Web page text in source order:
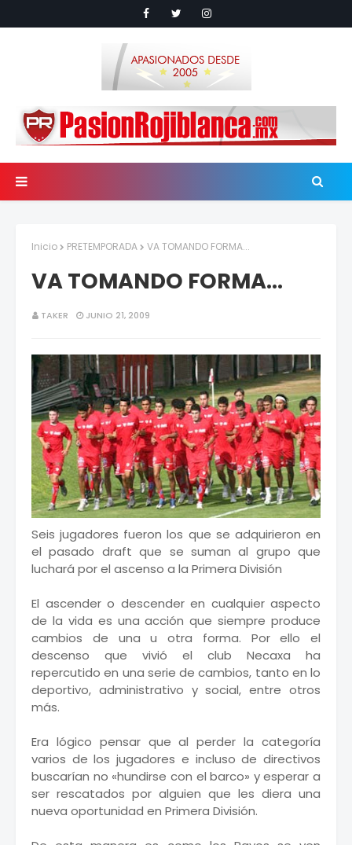
Inicio PRETEMPORADA VA TOMANDO FORMA...
VA TOMANDO FORMA...
TAKER JUNIO 21, 2009
Seis jugadores fueron los que se adquirieron en
el pasado draft que se suman al grupo que
luchará por el ascenso a la Primera División
El ascender o descender en cualquier aspecto
de la vida es una acción que siempre produce
cambios de una u otra forma. Por ello el
descenso que vivió el club Necaxa ha
repercutido en una serie de cambios, tanto en lo
deportivo, administrativo y social, entre otros
más.
Era lógico pensar que al perder la categoría
varios de los jugadores e incluso de directivos
buscarían no «hundirse con el barco» y esperar a
ser rescatados por alguien que les diera una
nueva oportunidad en Primera División.